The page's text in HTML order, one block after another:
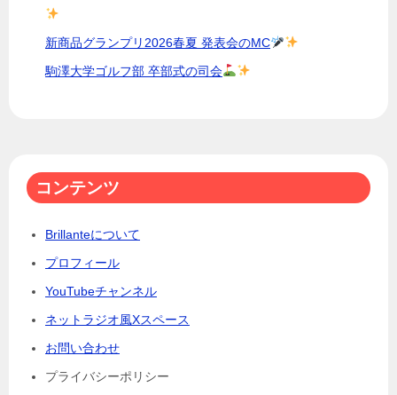
新商品グランプリ2026春夏 発表会のMC
駒澤大学ゴルフ部 卒部式の司会
コンテンツ
Brillanteについて
プロフィール
YouTubeチャンネル
ネットラジオ風Xスペース
お問い合わせ
プライバシーポリシー